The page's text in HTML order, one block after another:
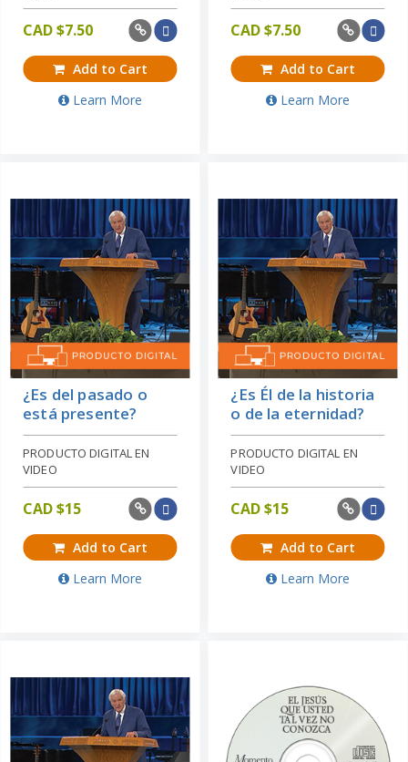
CAD $7.50
Add to Cart
Learn More
CAD $7.50
Add to Cart
Learn More
¿Es del pasado o
está presente?
PRODUCTO DIGITAL EN
VIDEO
CAD $15
Add to Cart
Learn More
¿Es Él de la historia
o de la eternidad?
PRODUCTO DIGITAL EN
VIDEO
CAD $15
Add to Cart
Learn More